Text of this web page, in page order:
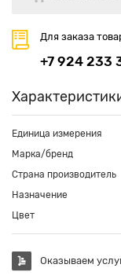
Для заказа
+7 924 233
Единица измерения
Марка/бренд
Страна производитель
Назначение
Цвет
Оказываем